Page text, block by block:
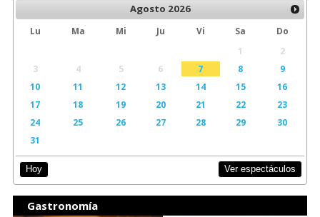
Agosto 2026
Lu Ma Mi Ju Vi Sa
Do
1
2
3
4 5 6 7 8
9
10
11 12 13 14 15
16
17
18 19 20 21 22
23
24
25 26 27 28 29
30
31
Hoy Ver espectáculos
Gastronomía